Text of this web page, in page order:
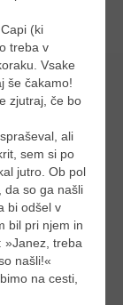
(ki
treba v
Vsake
še čakamo!
zjutraj, če bo
ali
sem si po
jutro. Ob pol
da so ga našli
bi odšel v
bil pri njem in
»Janez, treba
našli!«
na cesti,